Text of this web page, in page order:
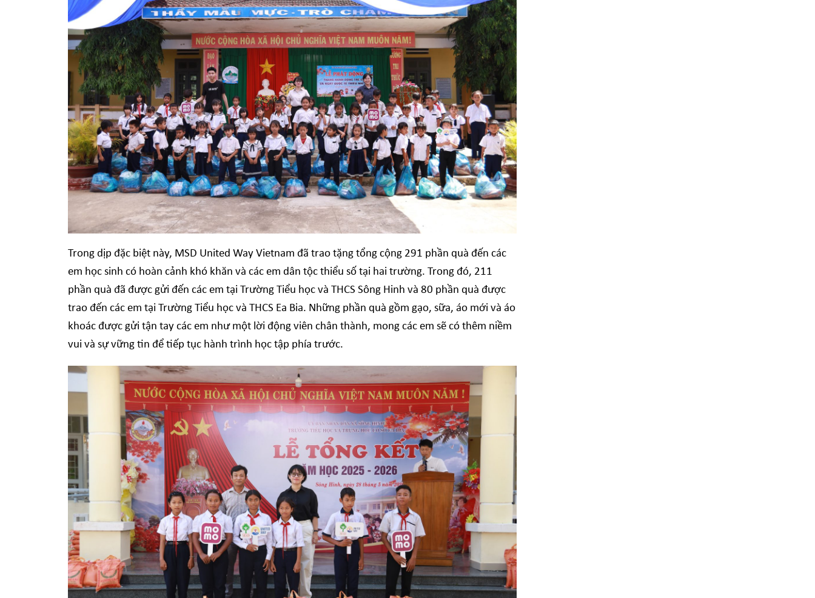
Trong dịp đặc biệt này, MSD United Way Vietnam đã trao tặng tổng cộng 291 phần quà đến các
em học sinh có hoàn cảnh khó khăn và các em dân tộc thiểu số tại hai trường. Trong đó, 211
phần quà đã được gửi đến các em tại Trường Tiểu học và THCS Sông Hinh và 80 phần quà được
trao đến các em tại Trường Tiểu học và THCS Ea Bia. Những phần quà gồm gạo, sữa, áo mới và áo
khoác được gửi tận tay các em như một lời động viên chân thành, mong các em sẽ có thêm niềm
vui và sự vững tin để tiếp tục hành trình học tập phía trước.